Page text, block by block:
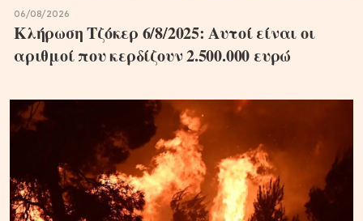
06/08/2026
Κλήρωση Τζόκερ 6/8/2025: Αυτοί είναι οι
αριθμοί που κερδίζουν 2.500.000 ευρώ